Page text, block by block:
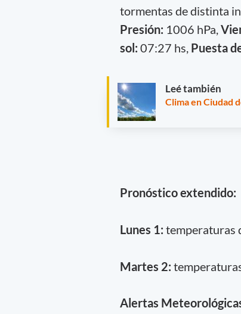
tormentas de distinta
Presión: 1006 hPa,
sol: 07:27 hs, Puesta
Leé también
Clima en Ciudad
Pronóstico extendido:
Lunes 1: temperaturas
Martes 2:
Alertas